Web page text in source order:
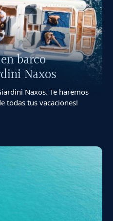
barco
Naxos
Naxos. Te haremos
todas tus vacaciones!